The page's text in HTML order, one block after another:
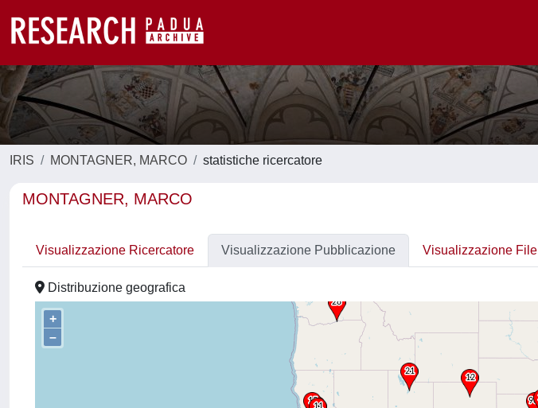
IRIS MONTAGNER, MARCO statistiche ricercatore
MONTAGNER, MARCO
Visualizzazione Ricercatore Visualizzazione Pubblicazione Visualizzazione File
Distribuzione geografica
+
–